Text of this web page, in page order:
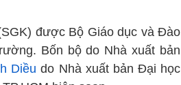
được Bộ Giáo dục và Đào
Bốn bộ do Nhà xuất bản
Diều do Nhà xuất bản Đại học